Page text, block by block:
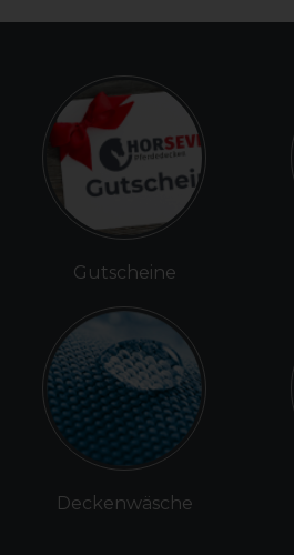
Gutscheine
Deckenwäsche